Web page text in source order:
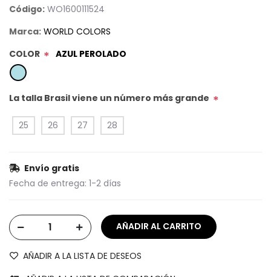
Código: WO1600111524
Marca: WORLD COLORS
COLOR * AZUL PEROLADO
La talla Brasil viene un número más grande *
25 26 27 28
Envío gratis
Fecha de entrega: 1-2 días
AÑADIR A LA LISTA DE DESEOS